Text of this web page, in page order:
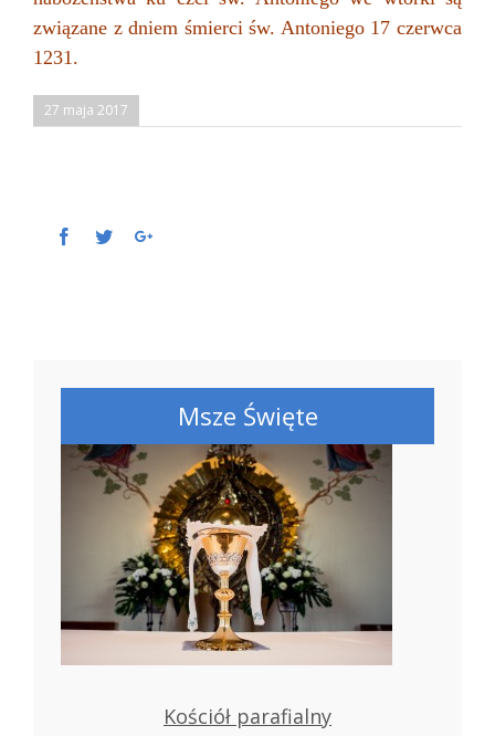
związane z dniem śmierci św. Antoniego 17 czerwca
1231.
27 maja 2017
Facebook
TwitterGoogle+
Msze Święte
Kościół parafialny